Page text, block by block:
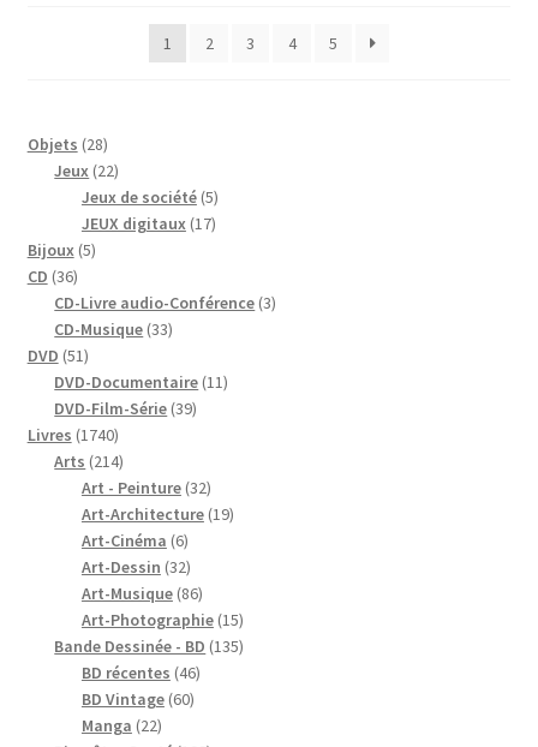
1 2 3 4 5
Objets 2828
produits
Jeux 2222
produits
Jeux de société 55
produits
JEUX digitaux 1717
Bijoux 55
CD 3636
produits
CD-Livre audio-Conférence 33
CD-Musique 3333
DVD 5151
produits
DVD-Documentaire 1111
DVD-Film-Série 3939
Livres 17401740
produits
Arts 214214
produits
Art - Peinture 3232
produits
Art-Architecture 1919
Art-Cinéma 66
produits
Art-Dessin 3232
produits
Art-Musique 8686
produits
Art-Photographie 1515
produits
Bande Dessinée - BD 135135
BD récentes 4646
BD Vintage 6060
Manga 2222